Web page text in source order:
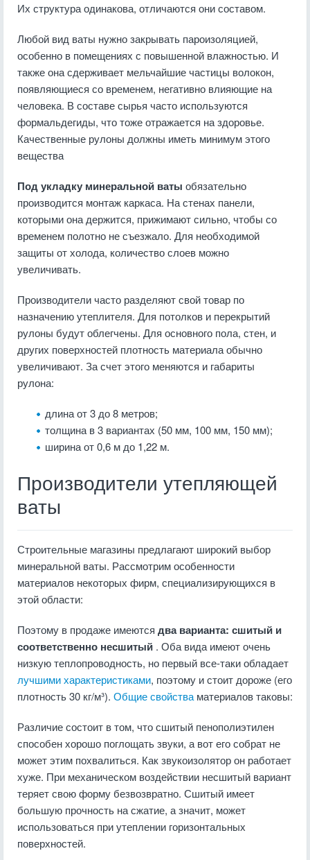
Их структура одинакова, отличаются они составом.
Любой вид ваты нужно закрывать пароизоляцией,
особенно в помещениях с повышенной влажностью. И
также она сдерживает мельчайшие частицы волокон,
появляющиеся со временем, негативно влияющие на
человека. В составе сырья часто используются
формальдегиды, что тоже отражается на здоровье.
Качественные рулоны должны иметь минимум этого
вещества
Под укладку минеральной ваты обязательно
производится монтаж каркаса. На стенах панели,
которыми она держится, прижимают сильно, чтобы со
временем полотно не съезжало. Для необходимой
защиты от холода, количество слоев можно
увеличивать.
Производители часто разделяют свой товар по
назначению утеплителя. Для потолков и перекрытий
рулоны будут облегчены. Для основного пола, стен, и
других поверхностей плотность материала обычно
увеличивают. За счет этого меняются и габариты
рулона:
длина от 3 до 8 метров;
толщина в 3 вариантах (50 мм, 100 мм, 150 мм);
ширина от 0,6 м до 1,22 м.
Производители утепляющей
ваты
Строительные магазины предлагают широкий выбор
минеральной ваты. Рассмотрим особенности
материалов некоторых фирм, специализирующихся в
этой области:
Поэтому в продаже имеются два варианта: сшитый и
соответственно несшитый . Оба вида имеют очень
низкую теплопроводность, но первый все-таки обладает
лучшими характеристиками, поэтому и стоит дороже (его
плотность 30 кг/м³). Общие свойства материалов таковы:
Различие состоит в том, что сшитый пенополиэтилен
способен хорошо поглощать звуки, а вот его собрат не
может этим похвалиться. Как звукоизолятор он работает
хуже. При механическом воздействии несшитый вариант
теряет свою форму безвозвратно. Сшитый имеет
большую прочность на сжатие, а значит, может
использоваться при утеплении горизонтальных
поверхностей.